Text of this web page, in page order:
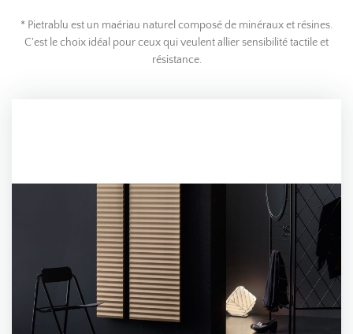
* Pietrablu est un maériau naturel composé de minéraux et résines.
C'est le choix idéal pour ceux qui veulent allier sensibilité tactile et
résistance.